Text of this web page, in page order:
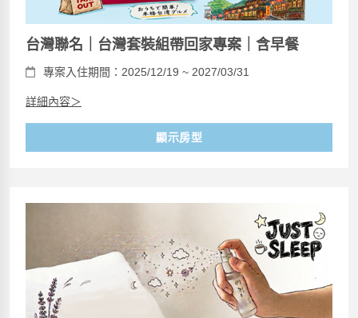
台灣聯名｜台灣套裝組帶回家專案｜含早餐
專案入住期間：2025/12/19 ~ 2027/03/31
詳細內容＞
顯示房型